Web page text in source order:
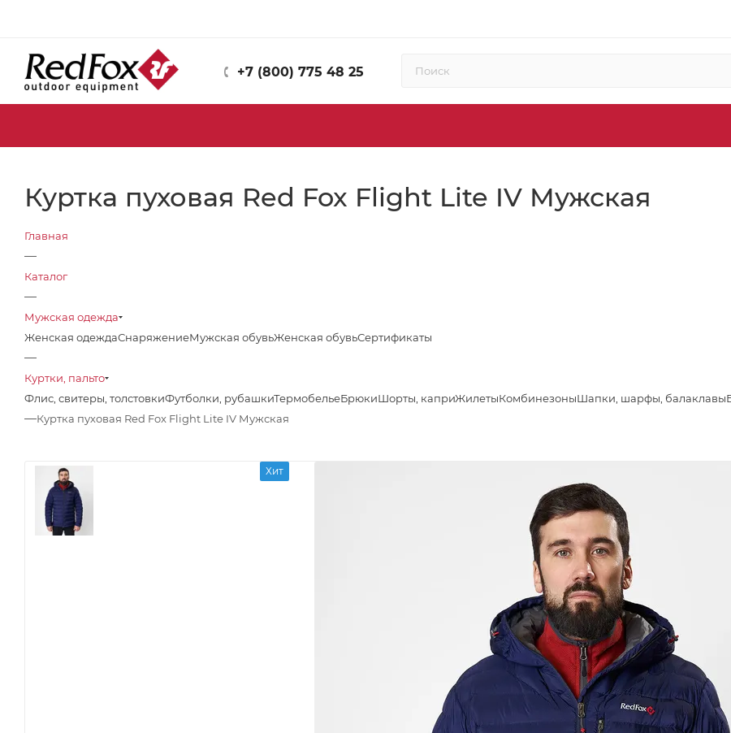
+7 (800) 775 48 25
Куртка пуховая Red Fox Flight Lite IV Мужская
Главная
—
Каталог
—
Мужская одежда
Женская одеждаСнаряжениеМужская обувьЖенская обувьСертификаты
—
Куртки, пальто
Флис, свитеры, толстовкиФутболки, рубашкиТермобельеБрюкиШорты, каприЖилетыКомбинезоныШапки, шарфы, балаклавы
—Куртка пуховая Red Fox Flight Lite IV Мужская
Хит